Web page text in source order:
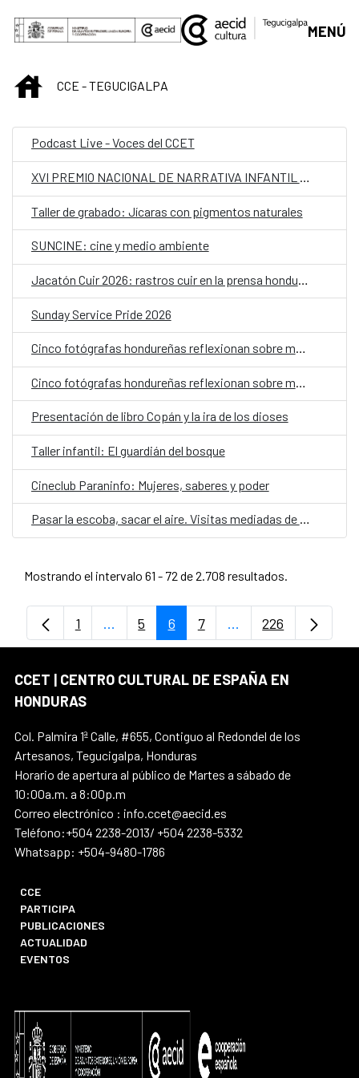
Saltar al contenido principal
MENÚ
INICIOCCE - TEGUCIGALPA
Podcast Live - Voces del CCET
XVI PREMIO NACIONAL DE NARRATIVA INFANTIL Y JUVENIL
Taller de grabado: Jícaras con pigmentos naturales
SUNCINE: cine y medio ambiente
Jacatón Cuir 2026: rastros cuir en la prensa hondureña de los 70 y 80
Sunday Service Pride 2026
Cinco fotógrafas hondureñas reflexionan sobre memoria y cuerpo en "Realidades paralelas"
Cinco fotógrafas hondureñas reflexionan sobre memoria y cuerpo en "Realidades paralelas"
Presentación de libro Copán y la ira de los dioses
Taller infantil: El guardián del bosque
Cineclub Paraninfo: Mujeres, saberes y poder
Pasar la escoba, sacar el aire. Visitas mediadas de la exposición Aquelarre
Mostrando el intervalo 61 - 72 de 2.708 resultados.
Página
1 ...Páginas intermedias Use TAB para
Página
5 Página
6 Página
7 ...PáginasPágina
226
CCET | CENTRO CULTURAL DE ESPAÑA EN
HONDURAS
Col. Palmira 1ª Calle, #655, Contiguo al Redondel de los
Artesanos, Tegucigalpa, Honduras
Horario de apertura al público de Martes a sábado de
10:00a.m. a 8:00p.m
Correo electrónico : info.ccet@aecid.es
Teléfono:+504 2238-2013/ +504 2238-5332
Whatsapp: +504-9480-1786
CCE
PARTICIPA
PUBLICACIONES
ACTUALIDAD
EVENTOS